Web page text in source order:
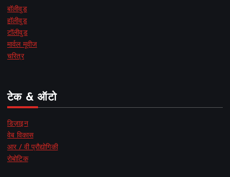
बॉलीवुड
हॉलीवुड
टॉलीवुड
मार्वल मूवीज
चरित्र
टेक & ऑटो
डिज़ाइन
वेब विकास
आर / वी प्रौद्योगिकी
रोबोटिक